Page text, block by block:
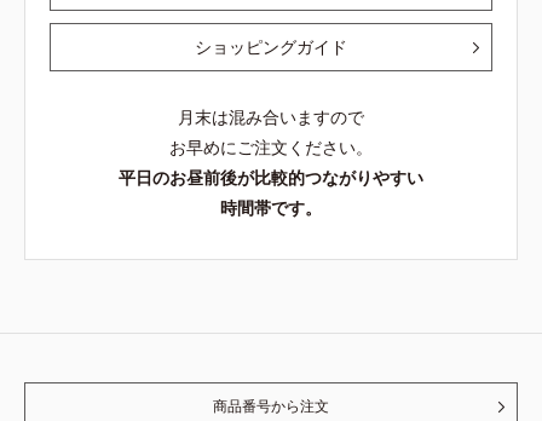
ショッピングガイド
月末は混み合いますので
お早めにご注文ください。
平日のお昼前後が比較的つながりやすい
時間帯です。
商品番号から注文